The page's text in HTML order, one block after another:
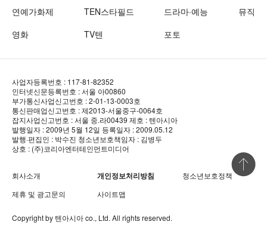
연예가화제 TEN스타필드 드라마·예능
뮤직
영화
TV텐 포토
사업자등록번호 : 117-81-82352
인터넷신문등록번호 : 서울 아00860
부가통신사업신고번호 : 2-01-13-0003호
통신판매업신고번호 : 제2013-서울중구-0064호
잡지사업신고번호 : 서울 중.라00439 제호 : 텐아시아
발행일자 : 2009년 5월 12일 등록일자 : 2009.05.12
발행·편집인 : 박수진 청소년보호책임자 : 김병두
상호 : (주)코리아엔터테인먼트미디어
회사소개 개인정보처리방침
청소년보호정책
제휴 및 광고문의
사이트맵
Copyright by 텐아시아co., Ltd. All rights reserved.
상단 바로